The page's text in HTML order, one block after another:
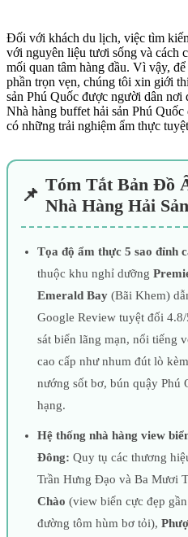
Đối với khách du lịch, việc tìm
với nguyên liệu tươi sống và cách
mối quan tâm hàng đầu. Vì vậy,
phần trọn vẹn, chúng tôi xin giới
sản Phú Quốc được người dân nơi
Nhà hàng buffet hải sản Phú
có những trải nghiệm ẩm thực
📌
Tóm Tắt Bản Đồ
Nhà Hàng Hải
Tọa độ ẩm thực 5 sao đỉnh
thuộc khu nghỉ dưỡng
Emerald Bay (Bãi Khem)
Google Review tuyệt đối
sát biển lãng mạn, nổi tiếng
cao cấp như nhum đút lò
nướng sốt bơ, bún quậy Phú
hạng.
Hệ thống nhà hàng view
Đông: Quy tụ các thương
Trần Hưng Đạo và Ba Mươi
Chào (view biển cực đẹp
đường tôm hùm bơ tỏi),